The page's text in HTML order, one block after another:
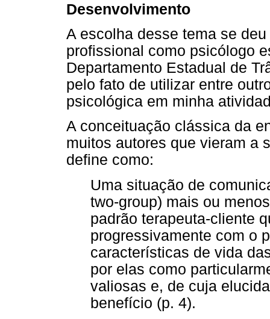
Desenvolvimento
A escolha desse tema se
profissional como psicólogo
Departamento Estadual de
pelo fato de utilizar entre
psicológica em minha
A conceituação clássica da
muitos autores que vieram a
define como:
Uma situação de
two-group) mais ou
padrão terapeuta-cliente
progressivamente com o
características de vida
por elas como
valiosas e, de cuja
benefício (p. 4).